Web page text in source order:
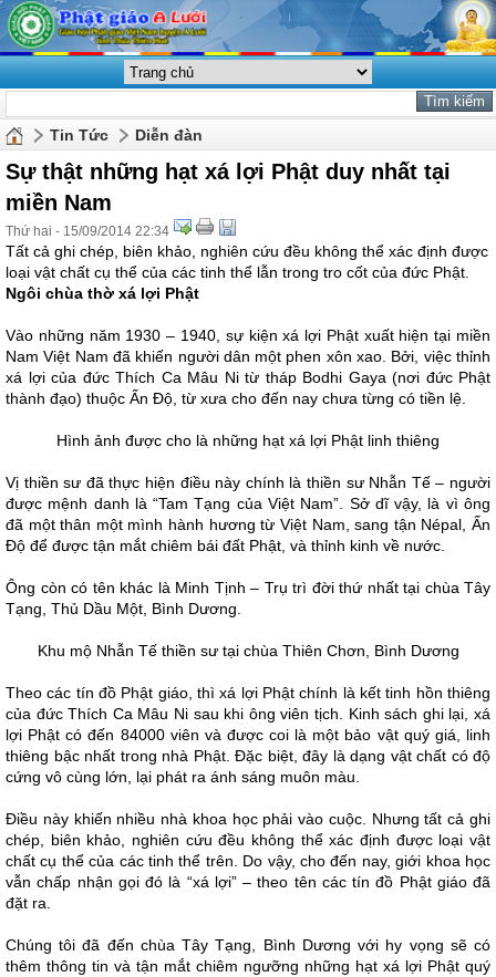
Tin Tức Diễn đàn
Sự thật những hạt xá lợi Phật duy nhất tại
miền Nam
Thứ hai - 15/09/2014 22:34
Tất cả ghi chép, biên khảo, nghiên cứu đều không thể xác định được
loại vật chất cụ thể của các tinh thể lẫn trong tro cốt của đức Phật.
Ngôi chùa thờ xá lợi Phật
Vào những năm 1930 – 1940, sự kiện xá lợi Phật xuất hiện tại miền
Nam Việt Nam đã khiến người dân một phen xôn xao. Bởi, việc thỉnh
xá lợi của đức Thích Ca Mâu Ni từ tháp Bodhi Gaya (nơi đức Phật
thành đạo) thuộc Ấn Độ, từ xưa cho đến nay chưa từng có tiền lệ.
Hình ảnh được cho là những hạt xá lợi Phật linh thiêng
Vị thiền sư đã thực hiện điều này chính là thiền sư Nhẫn Tế – người
được mệnh danh là “Tam Tạng của Việt Nam”. Sở dĩ vậy, là vì ông
đã một thân một mình hành hương từ Việt Nam, sang tận Népal, Ấn
Độ để được tận mắt chiêm bái đất Phật, và thỉnh kinh về nước.
Ông còn có tên khác là Minh Tịnh – Trụ trì đời thứ nhất tại chùa Tây
Tạng, Thủ Dầu Một, Bình Dương.
Khu mộ Nhẫn Tế thiền sư tại chùa Thiên Chơn, Bình Dương
Theo các tín đồ Phật giáo, thì xá lợi Phật chính là kết tinh hồn thiêng
của đức Thích Ca Mâu Ni sau khi ông viên tịch. Kinh sách ghi lại, xá
lợi Phật có đến 84000 viên và được coi là một bảo vật quý giá, linh
thiêng bậc nhất trong nhà Phật. Đặc biệt, đây là dạng vật chất có độ
cứng vô cùng lớn, lại phát ra ánh sáng muôn màu.
Điều này khiến nhiều nhà khoa học phải vào cuộc. Nhưng tất cả ghi
chép, biên khảo, nghiên cứu đều không thể xác định được loại vật
chất cụ thể của các tinh thể trên. Do vậy, cho đến nay, giới khoa học
vẫn chấp nhận gọi đó là “xá lợi” – theo tên các tín đồ Phật giáo đã
đặt ra.
Chúng tôi đã đến chùa Tây Tạng, Bình Dương với hy vọng sẽ có
thêm thông tin và tận mắt chiêm ngưỡng những hạt xá lợi Phật quý